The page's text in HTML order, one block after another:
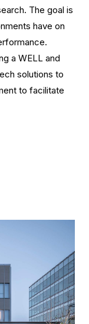
The goal is
have on
a WELL and
solutions to
to facilitate